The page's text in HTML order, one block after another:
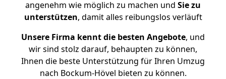
angenehm wie möglich zu machen und Sie zu
unterstützen, damit alles reibungslos verläuft
Unsere Firma kennt die besten Angebote, und
wir sind stolz darauf, behaupten zu können,
Ihnen die beste Unterstützung für Ihren Umzug
nach Bockum-Hövel bieten zu können.